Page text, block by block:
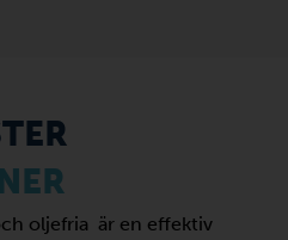
oljefria är en effektiv